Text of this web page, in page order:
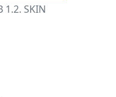
1.2. SKIN